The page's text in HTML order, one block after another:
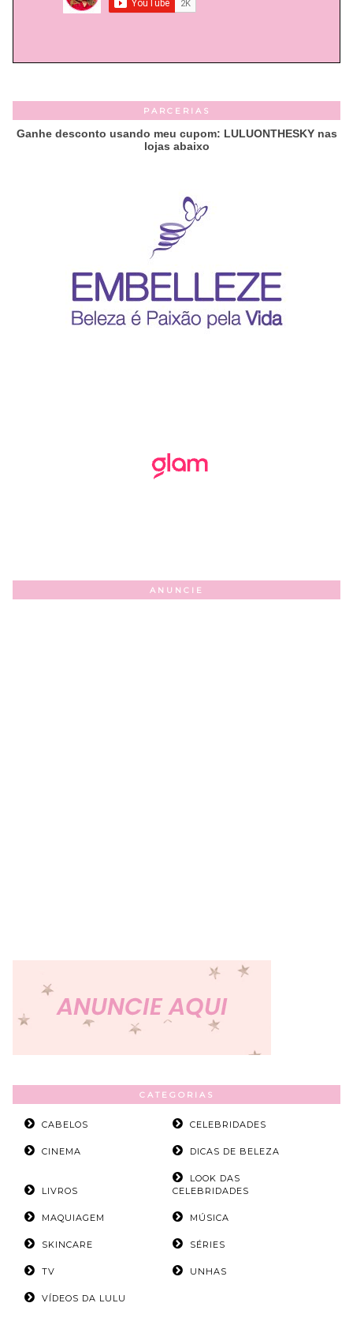
PARCERIAS
Ganhe desconto usando meu cupom: LULUONTHESKY nas
lojas abaixo
ANUNCIE
CATEGORIAS
CABELOS CELEBRIDADES
CINEMA DICAS DE BELEZA
LIVROS
LOOK DAS
CELEBRIDADES
MAQUIAGEM MÚSICA
SKINCARE SÉRIES
TV UNHAS
VÍDEOS DA LULU